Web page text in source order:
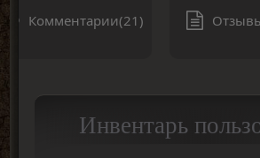
Комментарии(21)
Инвентарь